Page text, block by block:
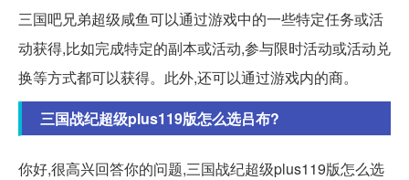
三国吧兄弟超级咸鱼可以通过游戏中的一些特定任务或活
动获得,比如完成特定的副本或活动,参与限时活动或活动兑
换等方式都可以获得。此外,还可以通过游戏内的商。
三国战纪超级plus119版怎么选吕布?
你好,很高兴回答你的问题,三国战纪超级plus119版怎么选